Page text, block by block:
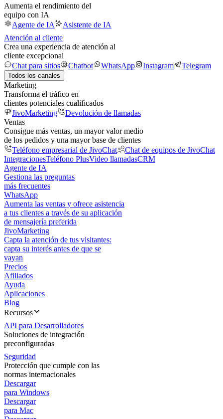
Aumenta el rendimiento del
equipo con IA
Agente de IA
Asistente de IA
Atención al cliente
Crea una experiencia de atención al
cliente excepcional
Chat para sitios
Chatbot WhatsApp Instagram Telegram
Todos los canales
Marketing
Transforma el tráfico en
clientes potenciales cualificados
JivoMarketing
Devolución de llamadas
Ventas
Consigue más ventas, un mayor valor medio
de los pedidos y una mayor base de clientes
Teléfono empresarial de JivoChat
Chat de equipos de JivoChat
IntegracionesTeléfono PlusVideo llamadasCRM
Agente de IA
Gestiona las preguntas
más frecuentes
WhatsApp
Aumenta las ventas y ofrece asistencia
a tus clientes a través de su aplicación
de mensajería preferida
JivoMarketing
Capta la atención de tus visitantes:
capta su interés antes de que se
vayan
Precios
Afiliados
Ayuda
Aplicaciones
Blog
Recursos
API para Desarrolladores
Soluciones de integración
preconfiguradas
Seguridad
Protección que cumple con las
normas internacionales
Descargar
para Windows
Descargar
para Mac